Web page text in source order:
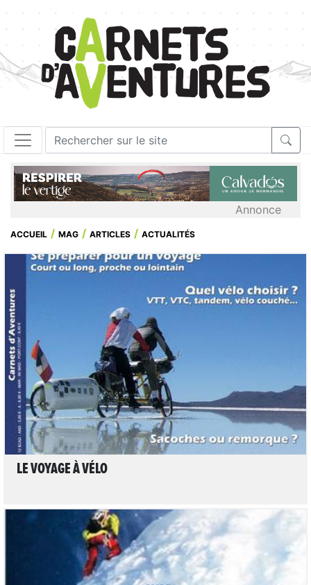
Annonce
ACCUEIL MAG ARTICLES ACTUALITÉS
LIRE L'ARTICLE
LE VOYAGE À VÉLO